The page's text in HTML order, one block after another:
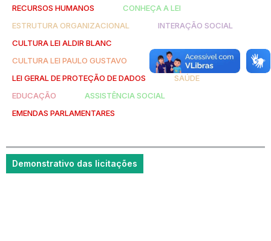
RECURSOS HUMANOS
CONHEÇA A LEI
ESTRUTURA ORGANIZACIONAL
INTERAÇÃO SOCIAL
CULTURA LEI ALDIR BLANC
CULTURA LEI PAULO GUSTAVO
LEI GERAL DE PROTEÇÃO DE DADOS
SAÚDE
EDUCAÇÃO
ASSISTÊNCIA SOCIAL
EMENDAS PARLAMENTARES
Demonstrativo das licitações